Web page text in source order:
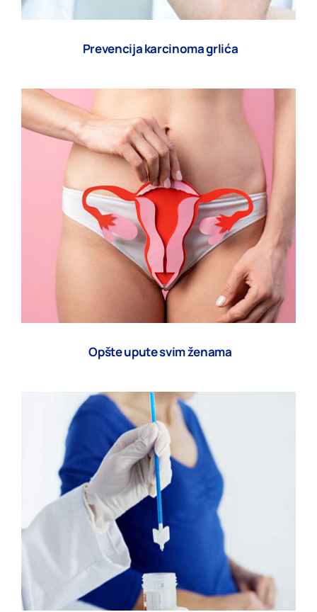
Prevencija karcinoma grlića
Opšte upute svim ženama